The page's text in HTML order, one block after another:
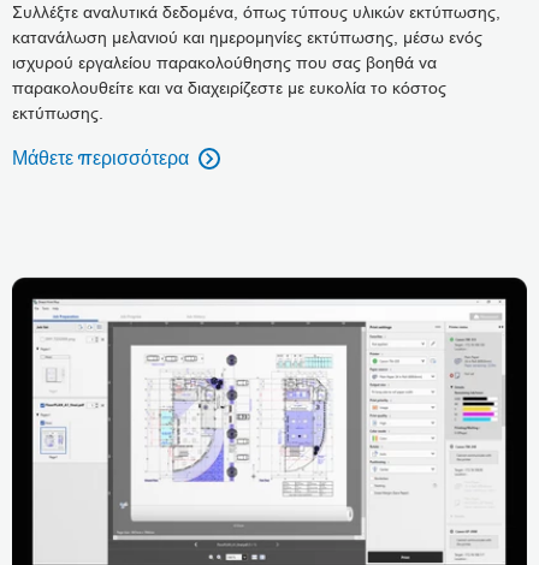
Συλλέξτε αναλυτικά δεδομένα, όπως τύπους υλικών εκτύπωσης,
κατανάλωση μελανιού και ημερομηνίες εκτύπωσης, μέσω ενός
ισχυρού εργαλείου παρακολούθησης που σας βοηθά να
παρακολουθείτε και να διαχειρίζεστε με ευκολία το κόστος
εκτύπωσης.
Μάθετε περισσότερα
